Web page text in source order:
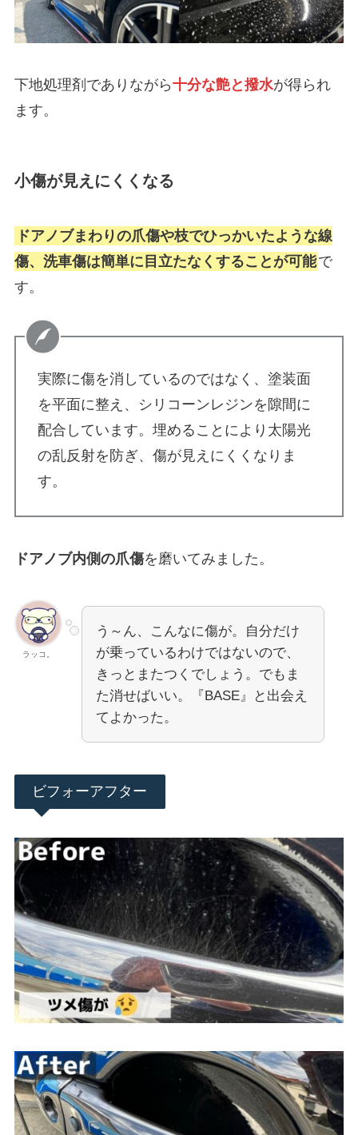
下地処理剤でありながら十分な艶と撥水が得られ
ます。
小傷が見えにくくなる
ドアノブまわりの爪傷や枝でひっかいたような線
傷、洗車傷は簡単に目立たなくすることが可能で
す。
実際に傷を消しているのではなく、塗装面
を平面に整え、シリコーンレジンを隙間に
配合しています。埋めることにより太陽光
の乱反射を防ぎ、傷が見えにくくなりま
す。
ドアノブ内側の爪傷を磨いてみました。
ラッコ。
う～ん、こんなに傷が。自分だけ
が乗っているわけではないので、
きっとまたつくでしょう。でもま
た消せばいい。『BASE』と出会え
てよかった。
ビフォーアフター